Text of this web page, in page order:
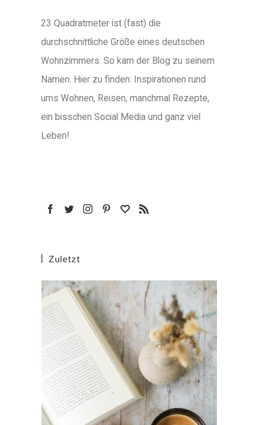
23 Quadratmeter ist (fast) die
durchschnittliche Größe eines deutschen
Wohnzimmers. So kam der Blog zu seinem
Namen. Hier zu finden: Inspirationen rund
ums Wohnen, Reisen, manchmal Rezepte,
ein bisschen Social Media und ganz viel
Leben!
Zuletzt